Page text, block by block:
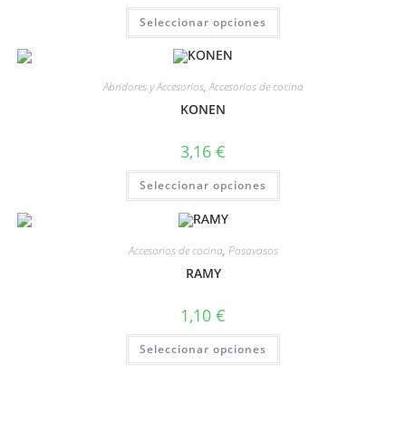
Seleccionar opciones
Abridores y Accesorios,Accesorios de cocina
KONEN
3,16 €
Seleccionar opciones
Accesorios de cocina, Posavasos
RAMY
1,10 €
Seleccionar opciones